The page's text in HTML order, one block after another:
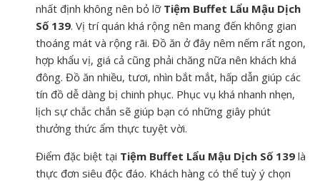
nhất định không nên bỏ lỡ Tiệm Buffet Lẩu Mậu Dịch
Số 139. Vị trí quán khá rộng nên mang đến không gian
thoáng mát và rộng rãi. Đồ ăn ở đây nêm nếm rất ngon,
hợp khẩu vị, giá cả cũng phải chăng nữa nên khách khá
đông. Đồ ăn nhiều, tươi, nhìn bắt mắt, hấp dẫn giúp các
tín đồ dễ dàng bị chinh phục. Phục vụ khá nhanh nhẹn,
lịch sự chắc chắn sẽ giúp bạn có những giây phút
thưởng thức ẩm thực tuyệt vời.
Điểm đặc biệt tại Tiệm Buffet Lẩu Mậu Dịch Số 139 là
thực đơn siêu độc đáo. Khách hàng có thể tuỳ ý chọn